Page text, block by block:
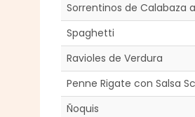
Sorrentinos de Calabaza
Spaghetti
Ravioles de Verdura
Penne Rigate con Salsa
Ñoquis